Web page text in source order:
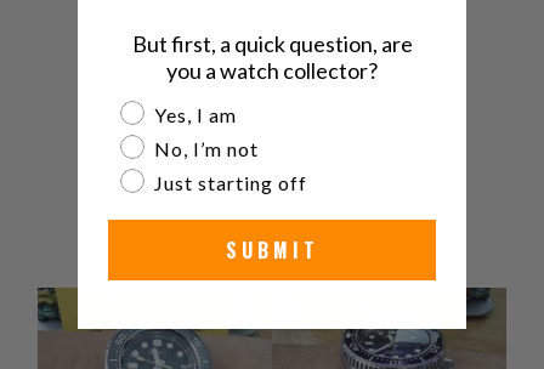
But first, a quick question, are
you a watch collector?
Are you a watch collector?
Yes, I am
No, I’m not
Just starting off
SUBMIT